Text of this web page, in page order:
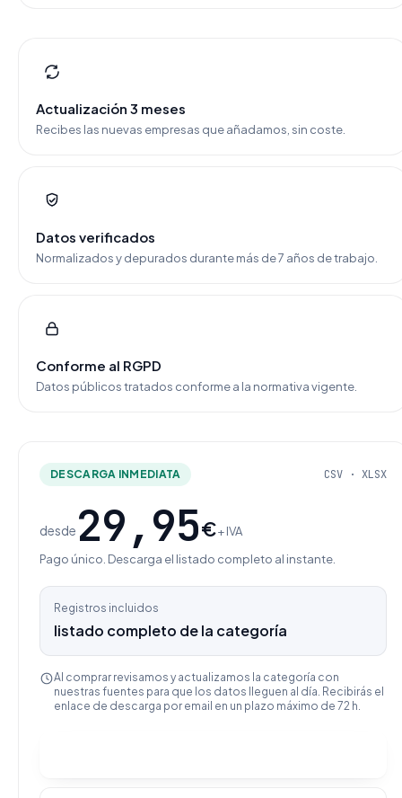
Actualización 3 meses
Recibes las nuevas empresas que añadamos, sin coste.
Datos verificados
Normalizados y depurados durante más de 7 años de trabajo.
Conforme al RGPD
Datos públicos tratados conforme a la normativa vigente.
DESCARGA INMEDIATA CSV · XLSX
desde 29,95€+ IVA
Pago único. Descarga el listado completo al instante.
Registros incluidos
listado completo de la categoría
Al comprar revisamos y actualizamos la categoría con
nuestras fuentes para que los datos lleguen al día. Recibirás el
enlace de descarga por email en un plazo máximo de 72 h.